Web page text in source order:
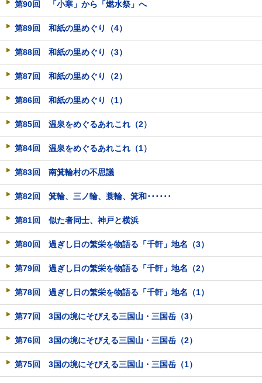
第90回 「小寒」から「燃水祭」へ
第89回 和紙の里めぐり（4）
第88回 和紙の里めぐり（3）
第87回 和紙の里めぐり（2）
第86回 和紙の里めぐり（1）
第85回 温泉をめぐるあれこれ（2）
第84回 温泉をめぐるあれこれ（1）
第83回 南箕輪村の不思議
第82回 箕輪、三ノ輪、蓑輪、箕和･･････
第81回 似た者同士、神戸と横浜
第80回 過ぎし日の繁栄を物語る「千軒」地名（3）
第79回 過ぎし日の繁栄を物語る「千軒」地名（2）
第78回 過ぎし日の繁栄を物語る「千軒」地名（1）
第77回 3国の境にそびえる三国山・三国岳（3）
第76回 3国の境にそびえる三国山・三国岳（2）
第75回 3国の境にそびえる三国山・三国岳（1）